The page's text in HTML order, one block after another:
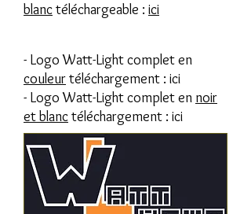
blanctéléchargeable : ici
- Logo Watt-Light complet en
couleurtéléchargement : ici
- Logo Watt-Light complet en noir
et blanctéléchargement : ici